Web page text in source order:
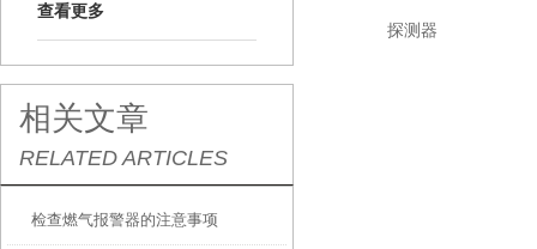
查看更多
相关文章
RELATED ARTICLES
检查燃气报警器的注意事项